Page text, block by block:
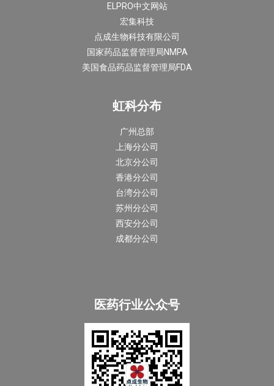
ELPRO中文网站
宏集科技
点成生物科技有限公司
国家药品监督管理局NMPA
美国食品药品监督管理局FDA
虹科分布
广州总部
上海分公司
北京分公司
香港分公司
台湾分公司
苏州分公司
西安分公司
成都分公司
医药行业公众号